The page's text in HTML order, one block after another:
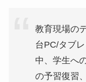
教育現場の
台PC/タブ
中、学生へ
の予習復習